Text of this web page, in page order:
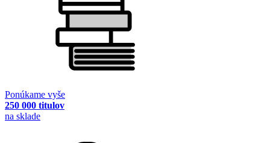
Ponúkame vyše
250 000 titulov
na sklade